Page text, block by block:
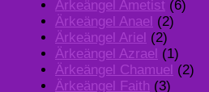
Ärkeängel Ametist (6)
Ärkeängel Anael (2)
Ärkeängel Ariel (2)
Ärkeängel Azrael (1)
Ärkeängel Chamuel (2)
Ärkeängel Faith (3)